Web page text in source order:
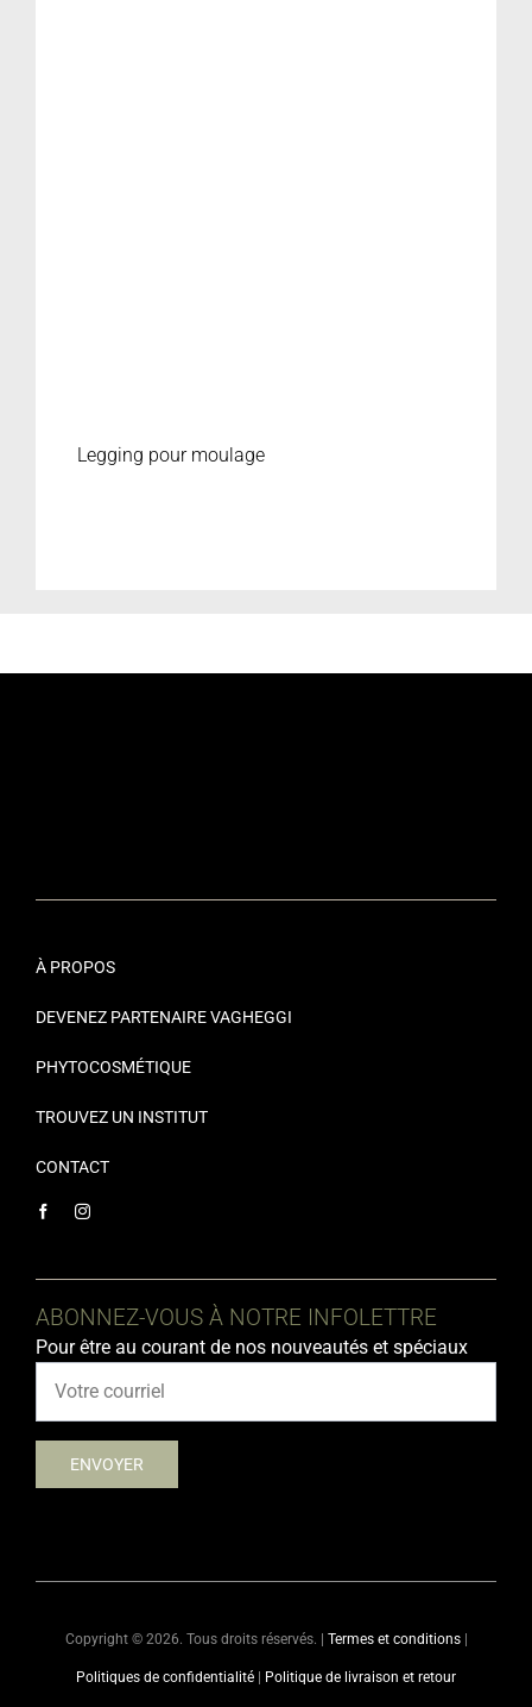
Legging pour moulage
À PROPOS
DEVENEZ PARTENAIRE VAGHEGGI
PHYTOCOSMÉTIQUE
TROUVEZ UN INSTITUT
CONTACT
ABONNEZ-VOUS À NOTRE INFOLETTRE
Pour être au courant de nos nouveautés et spéciaux
Copyright © 2026. Tous droits réservés. | Termes et conditions|
Politiques de confidentialité | Politique de livraison et retour